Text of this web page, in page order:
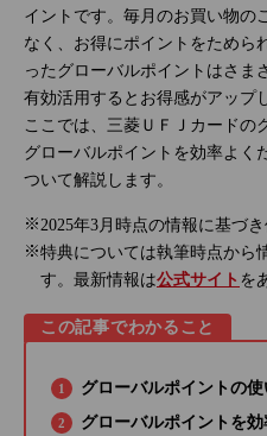
イントです。毎月のお買い物の
なく、お得にポイントをためら
ったグローバルポイントはさま
有効活用するとお得感がアップ
ここでは、三菱ＵＦＪカードの
グローバルポイントを効率よく
ついて解説します。
2025年3月時点の情報に基づ
特典については執筆時点から
す。最新情報は公式サイト を
この記事でわかること
グローバルポイントの使
グローバルポイントを